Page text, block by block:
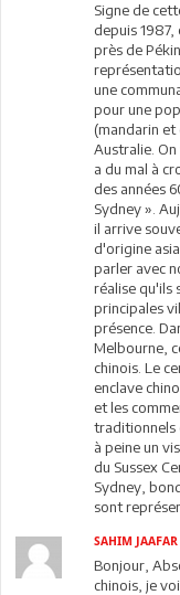
Signe de
depuis
près de
une
pour une
(mandarin et
Australie.
a du mal à
des années
Sydney ».
il arrive
d'origine
parler avec
réalise qu'ils
principales
présence.
Melbourne,
chinois. Le
enclave
et les
traditionnels
à peine un
du Sussex
Sydney,
sont
SAHIM JAAFAR
Bonjour,
chinois, je